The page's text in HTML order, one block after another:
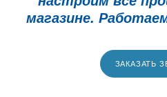
магазине.
ЗАКАЗАТЬ